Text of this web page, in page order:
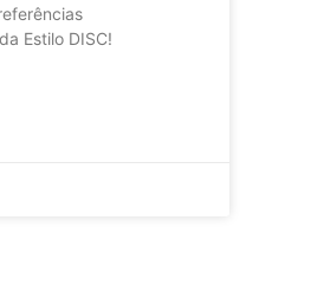
Estilo DISC!